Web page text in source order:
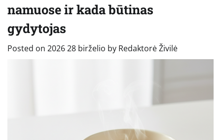
namuose ir kada būtinas
gydytojas
Posted on 2026 28 birželio by Redaktorė Živilė